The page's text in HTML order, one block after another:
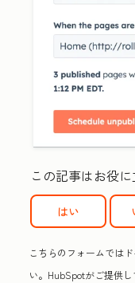
この記事はお役
はい
こちらのフォームでは
い。HubSpotがご提供